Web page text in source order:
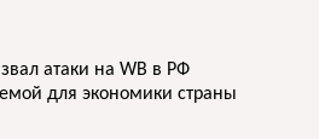
атаки на WB в РФ
для экономики страны